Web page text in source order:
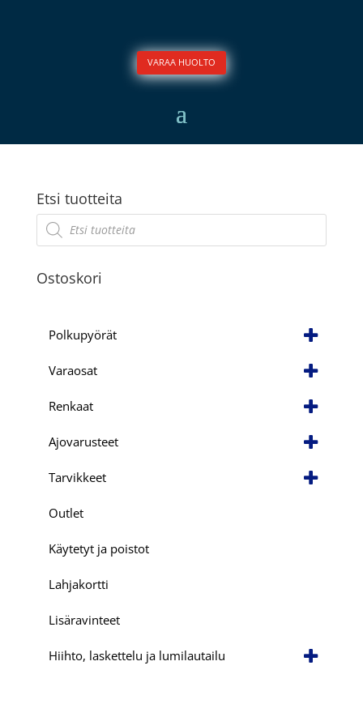
VARAA HUOLTO
Etsi tuotteita
Products
search
Ostoskori
Polkupyörät
Varaosat
Renkaat
Ajovarusteet
Tarvikkeet
Outlet
Käytetyt ja poistot
Lahjakortti
Lisäravinteet
Hiihto, laskettelu ja lumilautailu